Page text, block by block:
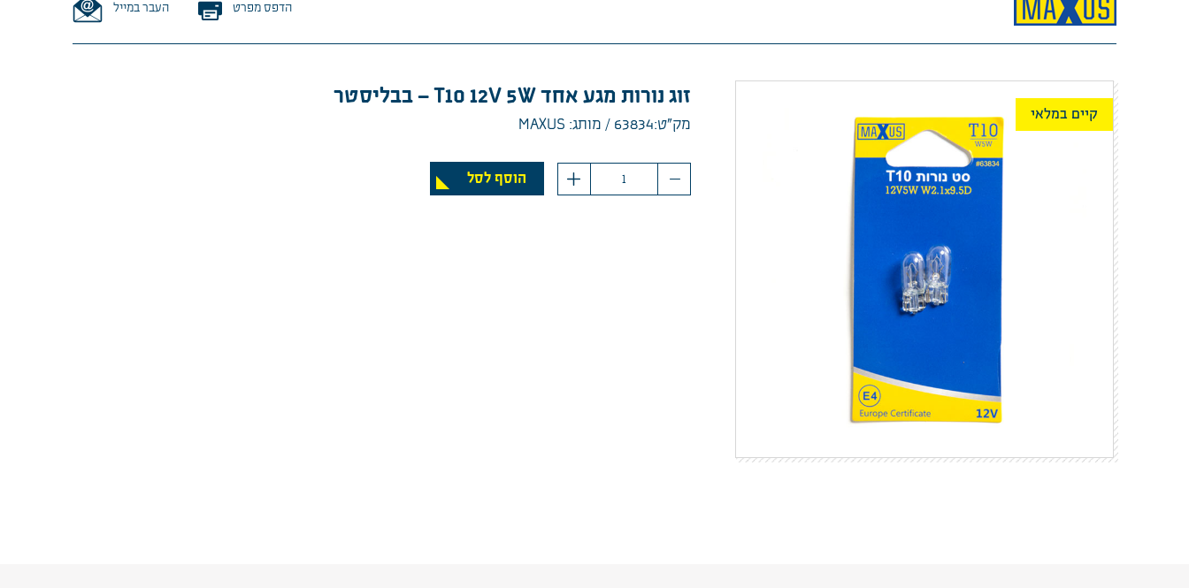
הדפס מפרט העבר במייל
קיים במלאי
זוג נורות מגע אחד T10 12V 5W – בבליסטר
מק”ט:63834 מותג: MAXUS
הוסף לסל